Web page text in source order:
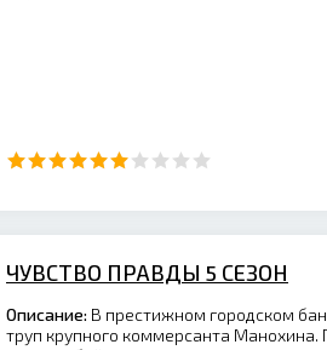
ЧУВСТВО ПРАВДЫ 5 СЕЗОН
Описание: В престижном городском
труп крупного коммерсанта Манохина.